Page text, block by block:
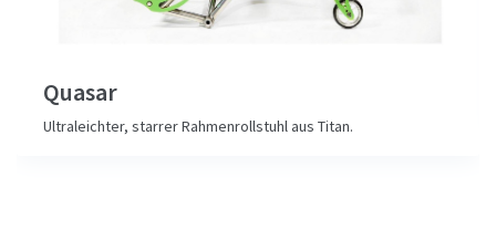
Quasar
Ultraleichter, starrer Rahmenrollstuhl aus Titan.